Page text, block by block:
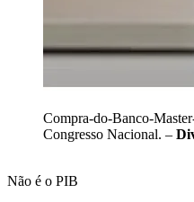
Compra-do-Banco-
Congresso Nacional. –
Não é o PIB